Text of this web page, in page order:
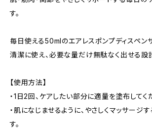
す。
毎日使える50mlのエアレスポンプディスペン
清潔に使え、必要な量だけ無駄なく出せる設
【使用方法】
・1日2回、ケアしたい部分に適量を塗布してく
・肌になじませるように、やさしくマッサージ
す。